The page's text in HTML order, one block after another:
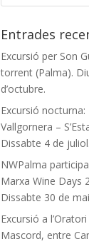
Entrades
Excursió per Son
torrent (Palma).
d’octubre.
Excursió nocturna:
Vallgornera –
Dissabte 4 de juliol.
NWPalma
Marxa Wine Days
Dissabte 30 de
Excursió a
Mascord, entre